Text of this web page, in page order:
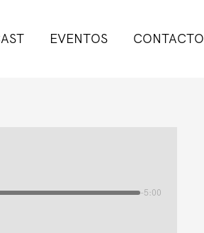
EVENTOS CONTACTO
-5:00